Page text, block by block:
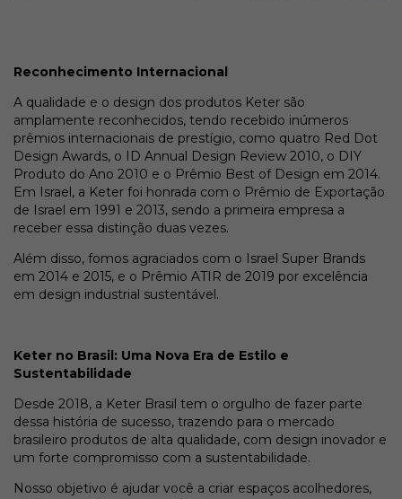
Reconhecimento Internacional
A qualidade e o design dos produtos Keter são
amplamente reconhecidos, tendo recebido inúmeros
prêmios internacionais de prestígio, como quatro Red Dot
Design Awards, o ID Annual Design Review 2010, o DIY
Produto do Ano 2010 e o Prêmio Best of Design em 2014.
Em Israel, a Keter foi honrada com o Prêmio de Exportação
de Israel em 1991 e 2013, sendo a primeira empresa a
receber essa distinção duas vezes.
Além disso, fomos agraciados com o Israel Super Brands
em 2014 e 2015, e o Prêmio ATIR de 2019 por excelência
em design industrial sustentável.
Keter no Brasil: Uma Nova Era de Estilo e
Sustentabilidade
Desde 2018, a Keter Brasil tem o orgulho de fazer parte
dessa história de sucesso, trazendo para o mercado
brasileiro produtos de alta qualidade, com design inovador e
um forte compromisso com a sustentabilidade.
Nosso objetivo é ajudar você a criar espaços acolhedores,